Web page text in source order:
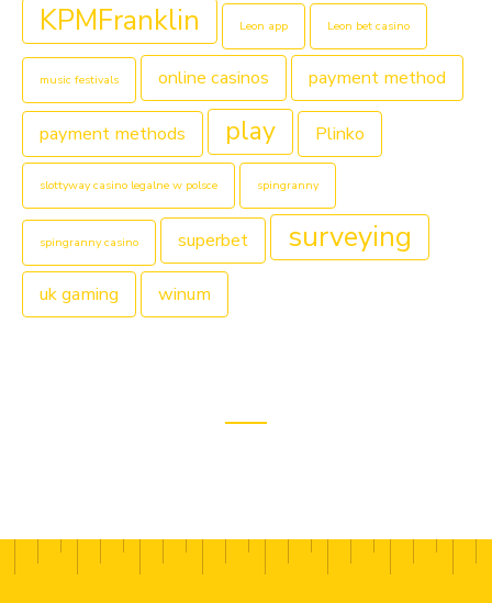
KPMFranklin Leon app Leon bet casino
music festivals online casinos payment method
payment methods play Plinko
slottyway casino legalne w polsce spingranny
spingranny casino superbet surveying
uk gaming winum